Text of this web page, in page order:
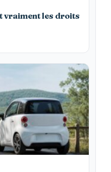
vraiment les droits